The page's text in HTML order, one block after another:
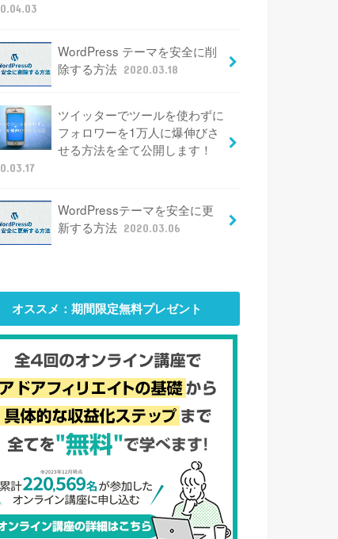
WordPress テーマを安全に削
除する方法 2020.03.18
ツイッターでツールを使わずに
フォロワーを1万人に爆伸びさ
せる方法を全て公開します！
WordPressテーマを安全に更
新する方法 2020.03.06
オススメ：期間限定無料プレゼント